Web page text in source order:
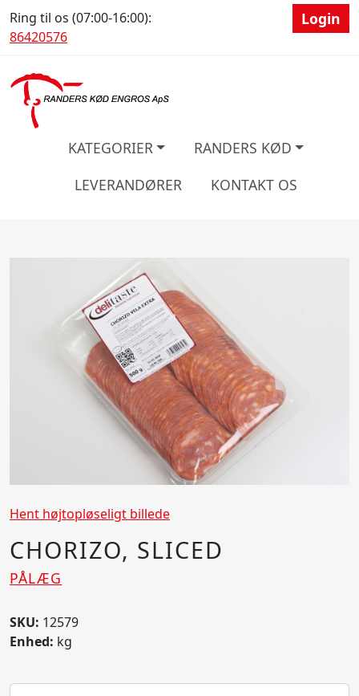
Ring til os (07:00-16:00):
86420576
Login
KATEGORIER
RANDERS KØD
LEVERANDØRER
KONTAKT OS
Hent højtopløseligt billede
CHORIZO, SLICED
PÅLÆG
SKU: 12579
Enhed: kg